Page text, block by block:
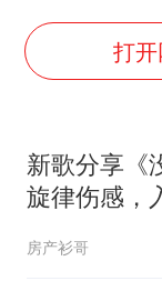
打
新歌分享《
旋律伤感，
房产衫哥